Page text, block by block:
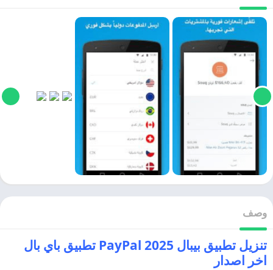
وصف
تنزيل تطبيق بيبال 2025 PayPal تطبيق باي بال
اخر اصدار